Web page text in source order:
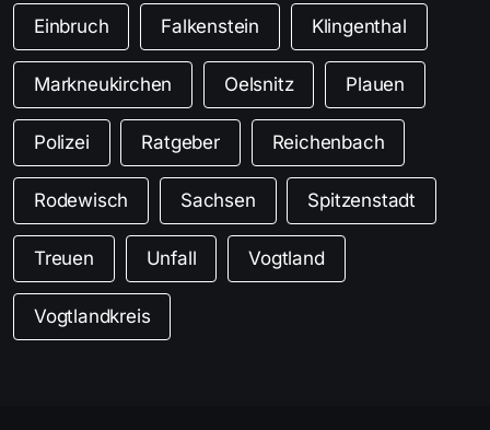
Einbruch Falkenstein Klingenthal
Markneukirchen Oelsnitz Plauen
Polizei Ratgeber Reichenbach
Rodewisch Sachsen Spitzenstadt
Treuen Unfall Vogtland
Vogtlandkreis